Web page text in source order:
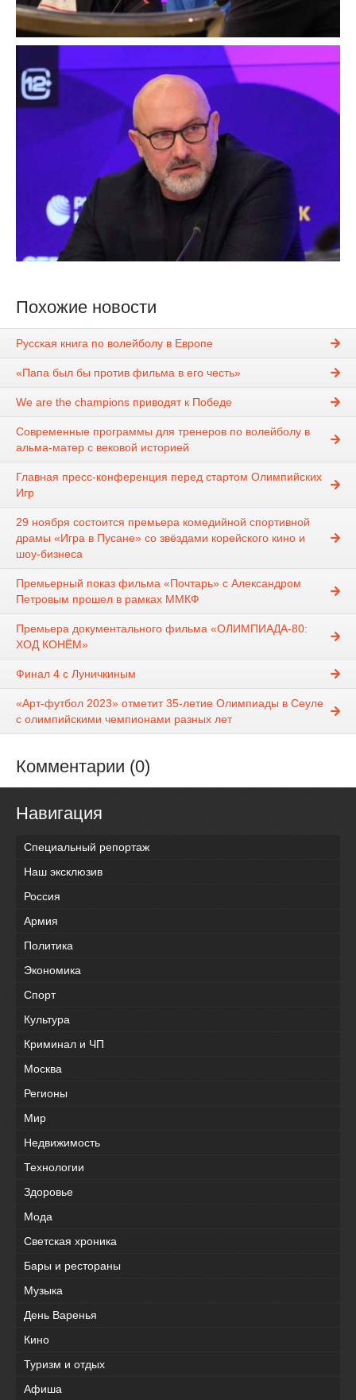
Похожие новости
Русская книга по волейболу в Европе
«Папа был бы против фильма в его честь»
We are the champions приводят к Победе
Современные программы для тренеров по волейболу в
альма-матер с вековой историей
Главная пресс-конференция перед стартом Олимпийских
Игр
29 ноября состоится премьера комедийной спортивной
драмы «Игра в Пусане» со звёздами корейского кино и
шоу-бизнеса
Премьерный показ фильма «Почтарь» c Александром
Петровым прошел в рамках ММКФ
Премьера документального фильма «ОЛИМПИАДА-80:
ХОД КОНЁМ»
Финал 4 с Луничкиным
«Арт-футбол 2023» отметит 35-летие Олимпиады в Сеуле
с олимпийскими чемпионами разных лет
Комментарии (0)
Навигация
Специальный репортаж
Наш эксклюзив
Россия
Армия
Политика
Экономика
Спорт
Культура
Криминал и ЧП
Москва
Регионы
Мир
Недвижимость
Технологии
Здоровье
Мода
Светская хроника
Бары и рестораны
Музыка
День Варенья
Кино
Туризм и отдых
Афиша